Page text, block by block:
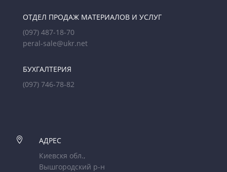
ОТДЕЛ ПРОДАЖ МАТЕРИАЛОВ И УСЛУГ
(097) 487-18-70
peral-sale@ukr.net
БУХГАЛТЕРИЯ
(097) 746-78-82

АДРЕС
Киевскя обл.,
Вышгородский р-н